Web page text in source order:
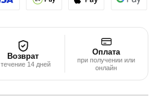
Возврат
14 дней
Оплата
при получении или
онлайн